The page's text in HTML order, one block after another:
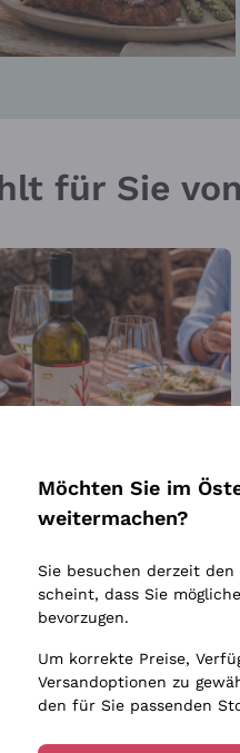
für Sie
zum
Möchten Sie im
weitermachen?
Sie besuchen derzeit
scheint, dass Sie
bevorzugen.
Um korrekte Preise,
Versandoptionen zu
den für Sie passenden